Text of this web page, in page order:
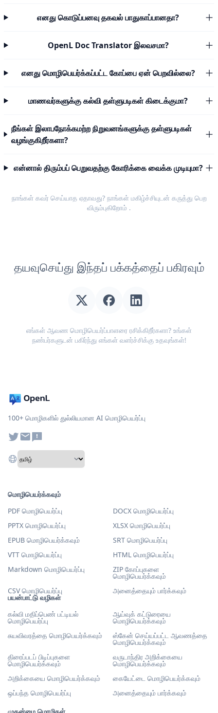
எனது கொடுப்பனவு தகவல் பாதுகாப்பானதா?
OpenL Doc Translator இலவசமா?
எனது மொழிபெயர்க்கப்பட்ட கோப்பை ஏன் பெறவில்லை?
மாணவர்களுக்கு கல்வி தள்ளுபடிகள் கிடைக்குமா?
நீங்கள் இலாபநோக்கமற்ற நிறுவனங்களுக்கு தள்ளுபடிகள்
வழங்குகிறீர்களா?
என்னால் திரும்பப் பெறுவதற்கு கோரிக்கை வைக்க முடியுமா?
நாங்கள் கவர் செய்யாத ஏதாவது? நாங்கள் மகிழ்ச்சியுடன் கருத்து பெற
விரும்புகிறோம் .
தயவுசெய்து இந்தப் பக்கத்தைப் பகிரவும்
எங்கள் ஆவண மொழிபெயர்ப்பாளரை ரசிக்கிறீர்களா? உங்கள்
நண்பர்களுடன் பகிர்ந்து எங்கள் வளர்ச்சிக்கு உதவுங்கள்!
100+ மொழிகளில் துல்லியமான AI மொழிபெயர்ப்பு
பயன்பாட்டு வழிகள்
கல்வி மதிப்பெண் பட்டியல்
மொழிபெயர்ப்பு
ஆய்வுக் கட்டுரையை
மொழிபெயர்க்கவும்
சுயவிவரத்தை மொழிபெயர்க்கவும்
ஸ்கேன் செய்யப்பட்ட ஆவணத்தை
மொழிபெயர்க்கவும்
திரைப்படப் பிடிப்புகளை
மொழிபெயர்க்கவும்
வருடாந்திர அறிக்கையை
மொழிபெயர்க்கவும்
அறிக்கையை மொழிபெயர்க்கவும்
கையேட்டை மொழிபெயர்க்கவும்
ஒப்பந்த மொழிபெயர்ப்பு
அனைத்தையும் பார்க்கவும்
மொழிபெயர்க்கவும்
PDF மொழிபெயர்ப்பு
DOCX மொழிபெயர்ப்பு
PPTX மொழிபெயர்ப்பு
XLSX மொழிபெயர்ப்பு
EPUB மொழிபெயர்க்கவும்
SRT மொழிபெயர்ப்பு
VTT மொழிபெயர்ப்பு
HTML மொழிபெயர்ப்பு
Markdown மொழிபெயர்ப்பு
ZIP கோப்புகளை
மொழிபெயர்க்கவும்
CSV மொழிபெயர்ப்பு
அனைத்தையும் பார்க்கவும்